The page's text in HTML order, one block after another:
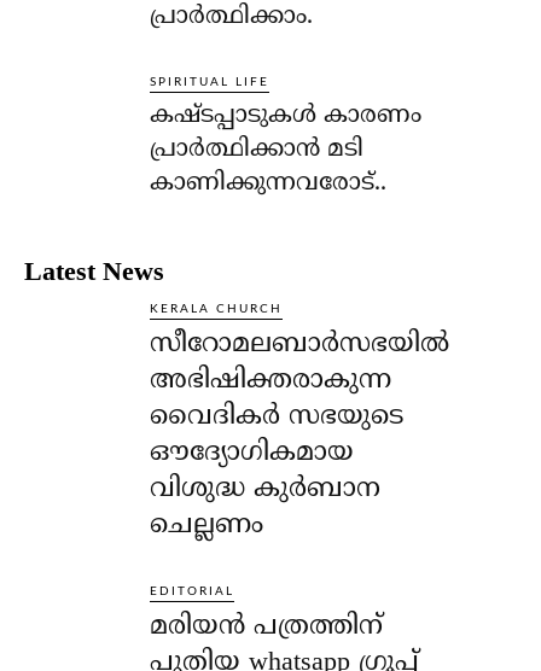
പ്രാര്‍ത്ഥിക്കാം.
SPIRITUAL LIFE
കഷ്ടപ്പാടുകള്‍ കാരണം
പ്രാര്‍ത്ഥിക്കാന്‍ മടി
കാണിക്കുന്നവരോട്..
Latest News
KERALA CHURCH
സീറോമലബാർസഭയിൽ
അഭിഷിക്തരാകുന്ന
വൈദികർ സഭയുടെ
ഔദ്യോഗികമായ
വിശുദ്ധ കുർബാന
ചെല്ലണം
EDITORIAL
മരിയൻ പത്രത്തിന്
പുതിയ whatsapp ഗ്രൂപ്പ്